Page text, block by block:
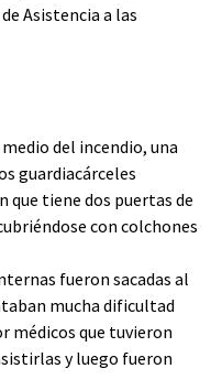
Asistencia a las
del incendio, una
guardiacárceles
tiene dos puertas de
con colchones
fueron sacadas al
mucha dificultad
que tuvieron
y luego fueron